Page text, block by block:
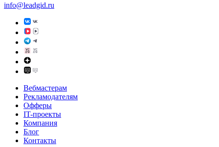
info@leadgid.ru
Вебмастерам
Рекламодателям
Офферы
IT-проекты
Компания
Блог
Контакты